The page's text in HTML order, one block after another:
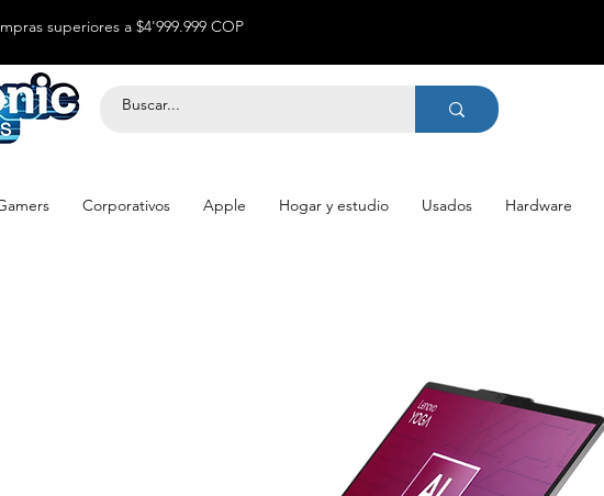
superiores a $4'999.999 COP
Corporativos Apple Hogar y estudio Usados Hardware